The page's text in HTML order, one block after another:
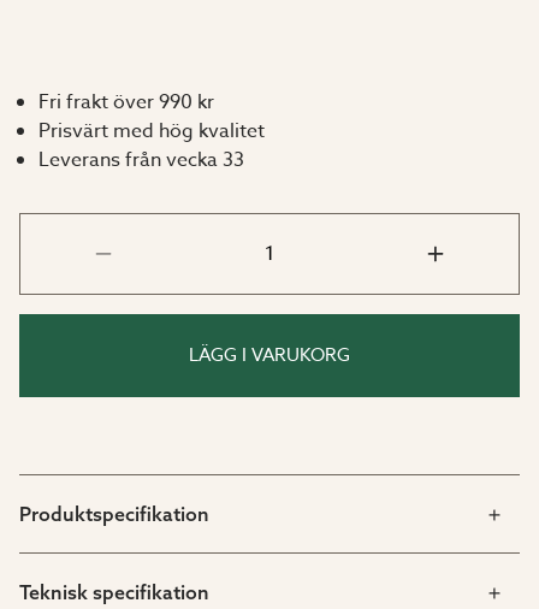
Fri frakt över 990 kr
Prisvärt med hög kvalitet
Leverans från vecka 33
LÄGG I VARUKORG
Produktspecifikation
Teknisk specifikation